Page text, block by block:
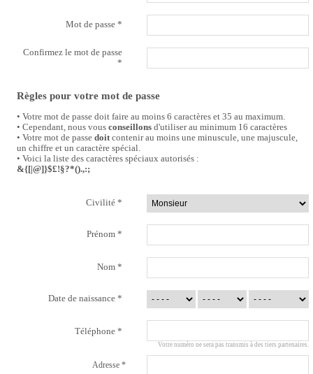
Mot de passe *
Confirmez le mot de passe
*
Règles pour votre mot de passe
• Votre mot de passe doit faire au moins 6 caractères et 35 au maximum.
• Cependant, nous vous conseillons d'utiliser au minimum 16 caractères
• Votre mot de passe doitcontenir au moins une minuscule, une majuscule,
un chiffre et un caractère spécial.
• Voici la liste des caractères spéciaux autorisés :
&{[|@]}$£!§?*().,:;
Civilité *
Prénom *
Nom *
Date de naissance *
Téléphone *
Votre numéro ne sera pas transmis à des tiers partenaires.
Adresse *